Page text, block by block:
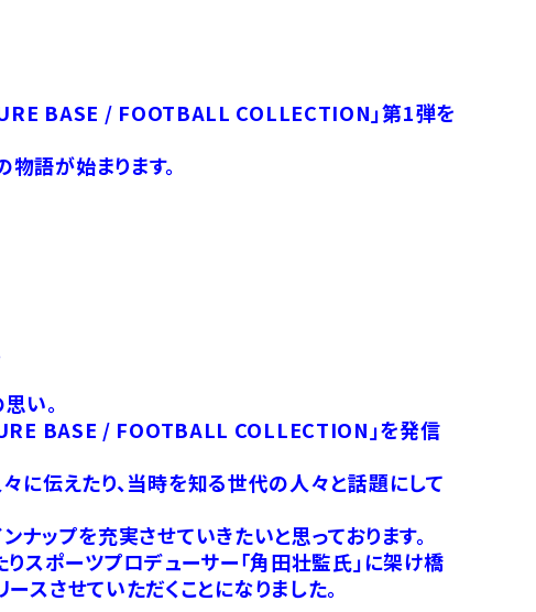
BASE / FOOTBALL COLLECTION」第1弾を
語が始まります。
い。
BASE / FOOTBALL COLLECTION」を発信
に伝えたり、当時を知る世代の人々と話題にして
ップを充実させていきたいと思っております。
スポーツプロデューサー「角田壮監氏」に架け橋
させていただくことになりました。